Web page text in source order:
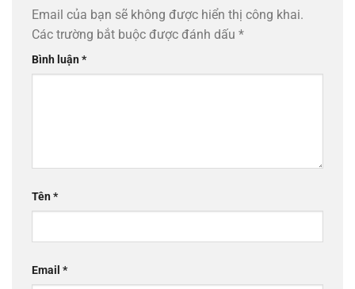
Email của bạn sẽ không được hiển thị công khai.
Các trường bắt buộc được đánh dấu *
Bình luận*
Tên*
Email *